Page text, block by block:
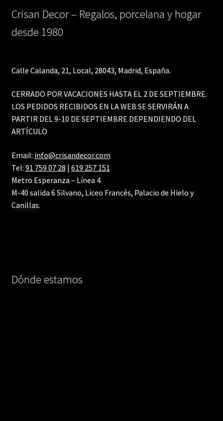
Crisan Decor – Regalos, porcelana y hogar
desde 1980
Calle Calanda, 21, Local, 28043, Madrid, España.
CERRADO POR VACACIONES HASTA EL 2 DE SEPTIEMBRE.
LOS PEDIDOS RECIBIDOS EN LA WEB SE SERVIRÁN A
PARTIR DEL 9-10 DE SEPTIEMBRE DEPENDIENDO DEL
ARTÍCULO
Email: info@crisandecor.com
Tel: 91 759 07 28 | 619 257 151
Metro Esperanza – Línea 4
M-40 salida 6 Silvano, Liceo Francés, Palacio de Hielo y
Canillas.
Dónde estamos